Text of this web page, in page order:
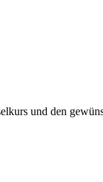
und den